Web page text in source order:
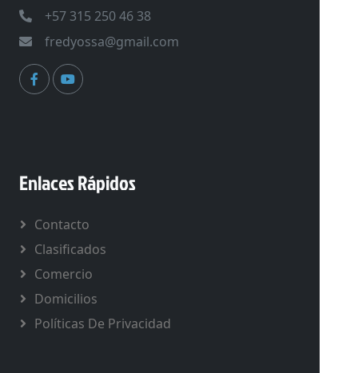
+57 315 250 46 38
fredyossa@gmail.com
Enlaces Rápidos
Contacto
Clasificados
Comercio
Domicilios
Políticas De Privacidad